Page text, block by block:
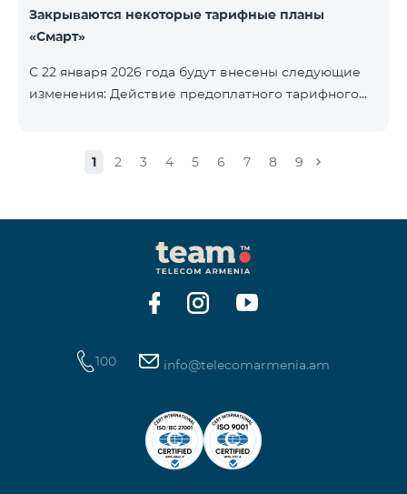
Закрываются некоторые тарифные планы
«Смарт»
С 22 января 2026 года будут внесены следующие
изменения: Действие предоплатного тарифного
на тарифный план «BeFree 5000 unlimit», который
500 SMS, 200 МБ в роуминге, 60 TV каналов.
Ежемесячная абонентская плата за тарифный план
«BeFree 5000 unlimit» составляет 5000 драм.
Действие предоплатного тарифного плана «Смарт
1 2 3 4 5 6 7 8 9
100 info@telecomarmenia.am